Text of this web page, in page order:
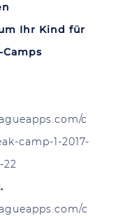
Ihr Kind für
c
camp-1-2017-
22
c